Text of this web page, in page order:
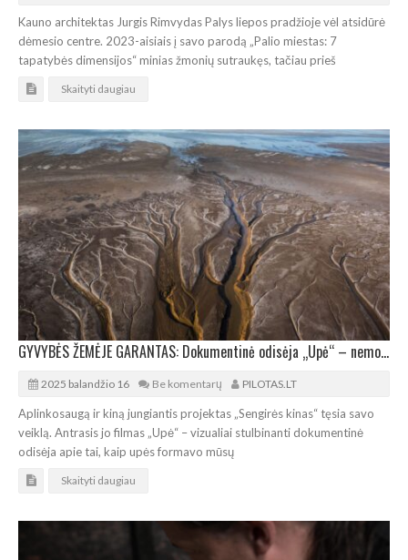
Kauno architektas Jurgis Rimvydas Palys liepos pradžioje vėl atsidūrė
dėmesio centre. 2023-aisiais į savo parodą „Palio miestas: 7
tapatybės dimensijos“ minias žmonių sutraukęs, tačiau prieš
Skaityti daugiau
GYVYBĖS ŽEMĖJE GARANTAS: Dokumentinė odisėja „Upė“ – nemokamai visoje Lietuvoje
2025 balandžio 16 Be komentarų PILOTAS.LT
Aplinkosaugą ir kiną jungiantis projektas „Sengirės kinas“ tęsia savo
veiklą. Antrasis jo filmas „Upė“ – vizualiai stulbinanti dokumentinė
odisėja apie tai, kaip upės formavo mūsų
Skaityti daugiau